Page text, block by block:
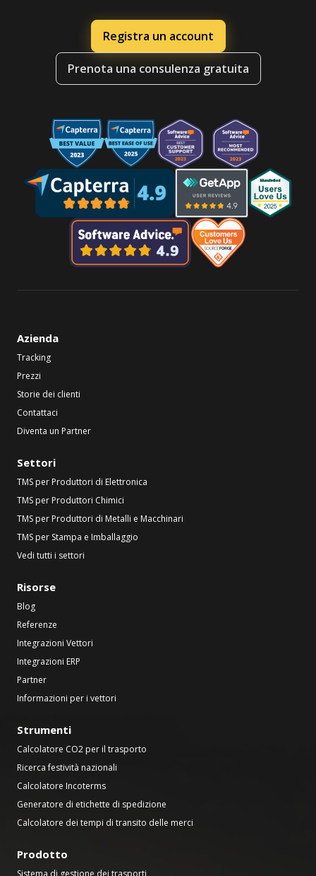
Registra un account
Prenota una consulenza gratuita
Azienda
Tracking
Prezzi
Storie dei clienti
Contattaci
Diventa un Partner
Settori
TMS per Produttori di Elettronica
TMS per Produttori Chimici
TMS per Produttori di Metalli e Macchinari
TMS per Stampa e Imballaggio
Vedi tutti i settori
Risorse
Blog
Referenze
Integrazioni Vettori
Integrazioni ERP
Partner
Informazioni per i vettori
Strumenti
Calcolatore CO2 per il trasporto
Ricerca festività nazionali
Calcolatore Incoterms
Generatore di etichette di spedizione
Calcolatore dei tempi di transito delle merci
Prodotto
Sistema di gestione dei trasporti